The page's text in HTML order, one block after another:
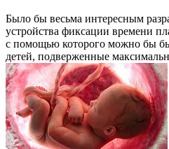
Было бы весьма интересным
устройства фиксации времени
с помощью которого можно бы
детей, подверженные